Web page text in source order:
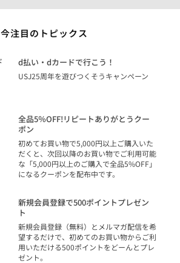
今注目のトピックス
d払い・dカードで行こう！
USJ25周年を遊びつくそうキャンペーン
全品5％OFF!リピートありがとうクー
ポン
初めてお買い物で5,000円以上ご購入いた
だくと、次回以降のお買い物でご利用可能
な「5,000円以上のご購入で全品5%OFF」
になるクーポンを配布中です。
新規会員登録で500ポイントプレゼン
ト
新規会員登録（無料）とメルマガ配信を希
望するだけで、初めてのお買い物からご利
用いただける500ポイントをどーんとプレ
ゼント。